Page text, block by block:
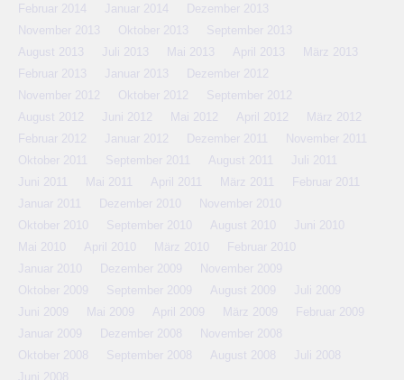
Februar 2014
Januar 2014
Dezember 2013
November 2013
Oktober 2013
September 2013
August 2013
Juli 2013 Mai 2013 April 2013
März 2013
Februar 2013
Januar 2013
Dezember 2012
November 2012
Oktober 2012
September 2012
August 2012
Juni 2012 Mai 2012 April 2012
März 2012
Februar 2012
Januar 2012 Dezember 2011
November 2011
Oktober 2011
September 2011 August 2011
Juli 2011
Juni 2011
Mai 2011 April 2011 März 2011
Februar 2011
Januar 2011
Dezember 2010
November 2010
Oktober 2010
September 2010 August 2010
Juni 2010
Mai 2010
April 2010 März 2010
Februar 2010
Januar 2010
Dezember 2009
November 2009
Oktober 2009
September 2009 August 2009
Juli 2009
Juni 2009
Mai 2009 April 2009 März 2009
Februar 2009
Januar 2009
Dezember 2008
November 2008
Oktober 2008
September 2008 August 2008
Juli 2008
Juni 2008